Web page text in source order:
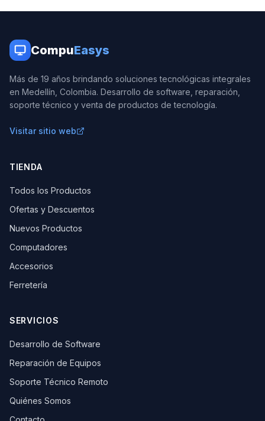
CompuEasys
Más de 19 años brindando soluciones tecnológicas integrales
en Medellín, Colombia. Desarrollo de software, reparación,
soporte técnico y venta de productos de tecnología.
Visitar sitio web
TIENDA
Todos los Productos
Ofertas y Descuentos
Nuevos Productos
Computadores
Accesorios
Ferretería
SERVICIOS
Desarrollo de Software
Reparación de Equipos
Soporte Técnico Remoto
Quiénes Somos